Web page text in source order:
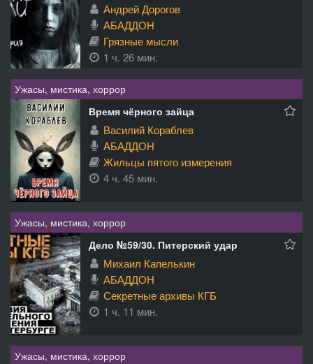
Андрей Дорогов
АБАДДОН
Грязные мысли
1 ч. 26 мин.
Ужасы, мистика, хоррор
Время чёрного зайца
Василий Кораблев
АБАДДОН
Жильцы пятого измерения
4 ч. 45 мин.
Ужасы, мистика, хоррор
Дело №59/30. Питерский удар
Михаил Капелькин
АБАДДОН
Секретные архивы КГБ
1 ч. 11 мин.
Ужасы, мистика, хоррор